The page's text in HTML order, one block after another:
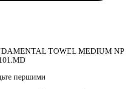
TOWEL MEDIUM NP
першими